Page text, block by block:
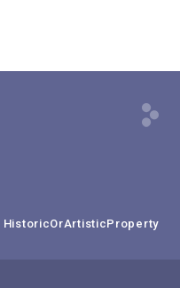
HistoricOrArtisticProperty